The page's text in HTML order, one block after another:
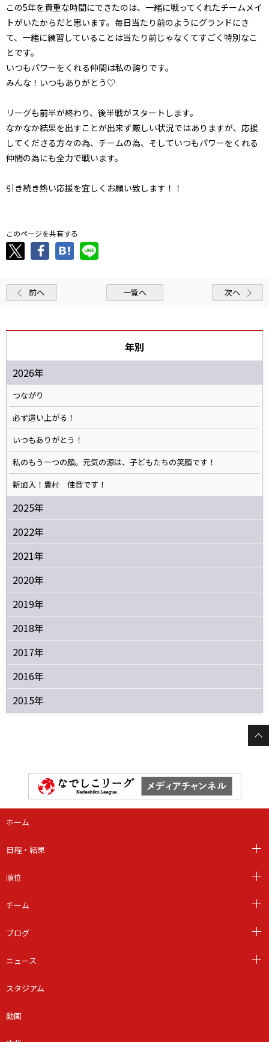
この5年を貴重な時間にできたのは、一緒に戦ってくれたチームメイ
トがいたからだと思います。毎日当たり前のようにグランドにき
て、一緒に練習していることは当たり前じゃなくてすごく特別なこ
とです。
いつもパワーをくれる仲間は私の誇りです。
みんな！いつもありがとう♡
リーグも前半が終わり、後半戦がスタートします。
なかなか結果を出すことが出来ず厳しい状況ではありますが、応援
してくださる方々の為、チームの為、そしていつもパワーをくれる
仲間の為にも全力で戦います。
引き続き熱い応援を宜しくお願い致します！！
このページを共有する
前へ 一覧へ 次へ
年別
2026年
つながり
必ず這い上がる！
いつもありがとう！
私のもう一つの顔。元気の源は、子どもたちの笑顔です！
新加入！豊村 佳音です！
2025年
2022年
2021年
2020年
2019年
2018年
2017年
2016年
2015年
ホーム
日程・結果
順位
チーム
ブログ
ニュース
スタジアム
動画